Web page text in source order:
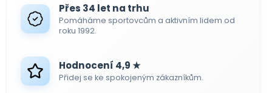
p
r
y
v
Přes 34 let na trhu
Pomáháme sportovcům a aktivním lidem od
roku 1992.
Hodnocení 4,9 ★
Přidej se ke spokojeným zákazníkům.